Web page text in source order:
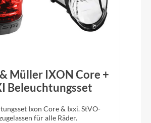
Ladegerät
Schaltwerk
XT 8100 12-Speed
Müller IXON Core +
Beleuchtungsset
Ixon Core & Ixxi. StVO-
für alle Räder.